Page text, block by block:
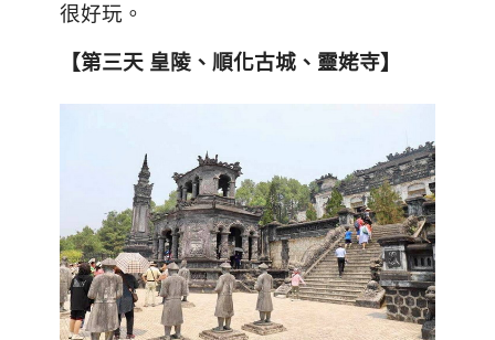
很好玩。
【第三天 皇陵 、 順化古城 、靈姥寺】